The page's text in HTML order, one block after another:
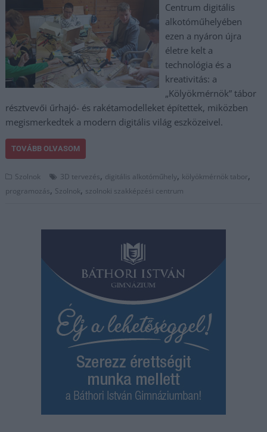
Centrum digitális
alkotóműhelyében
ezen a nyáron újra
életre kelt a
technológia és a
kreativitás: a
„Kölyökmérnök” tábor
résztvevői űrhajó- és rakétamodelleket építettek, miközben
megismerkedtek a modern digitális világ eszközeivel.
TOVÁBB OLVASOM
Szolnok 3D tervezés, digitális alkotóműhely, kölyökmérnök tabor,
programozás, Szolnok, szolnoki szakképzési centrum